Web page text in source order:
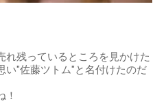
れ残っているところを見かけた
い"佐藤ツトム"と名付けたのだ
！